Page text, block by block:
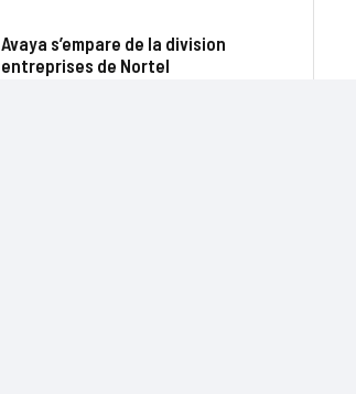
Avaya s’empare de la division
entreprises de Nortel